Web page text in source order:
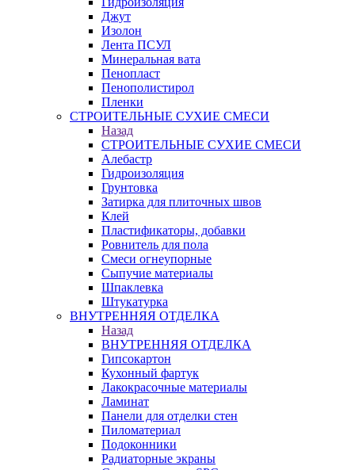
Джут
Изолон
Лента ПСУЛ
Минеральная вата
Пенопласт
Пенополистирол
Пленки
СТРОИТЕЛЬНЫЕ СУХИЕ СМЕСИ
Назад
СТРОИТЕЛЬНЫЕ СУХИЕ СМЕСИ
Алебастр
Гидроизоляция
Грунтовка
Затирка для плиточных швов
Клей
Пластификаторы, добавки
Ровнитель для пола
Смеси огнеупорные
Сыпучие материалы
Шпаклевка
Штукатурка
ВНУТРЕННЯЯ ОТДЕЛКА
Назад
ВНУТРЕННЯЯ ОТДЕЛКА
Гипсокартон
Кухонный фартук
Лакокрасочные материалы
Ламинат
Панели для отделки стен
Пиломатериал
Подоконники
Радиаторные экраны